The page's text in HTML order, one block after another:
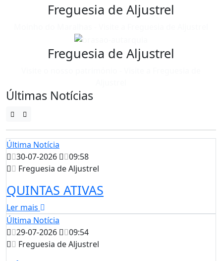
Freguesia de Aljustrel
Freguesia de Aljustrel
Últimas Notícias
Última Notícia
30-07-2026
09:58
Freguesia de Aljustrel
QUINTAS ATIVAS
Ler mais
Última Notícia
29-07-2026
09:54
Freguesia de Aljustrel